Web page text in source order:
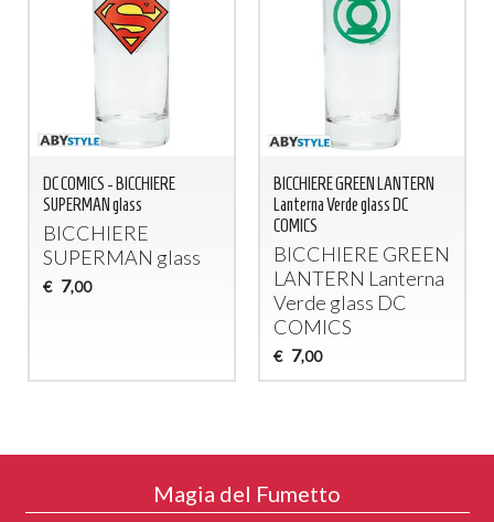
DC COMICS - BICCHIERE
SUPERMAN glass
BICCHIERE
SUPERMAN glass
€ 7,00
BICCHIERE GREEN LANTERN
Lanterna Verde glass DC
COMICS
BICCHIERE GREEN
LANTERN Lanterna
Verde glass DC
COMICS
€ 7,00
Magia del Fumetto